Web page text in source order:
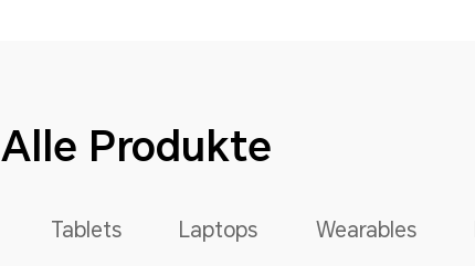
Alle Produkte
Tablets Laptops Wearables